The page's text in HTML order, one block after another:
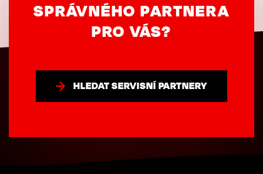
SPRÁVNÉHO PARTNERA
PRO VÁS?
HLEDAT SERVISNÍ PARTNERY